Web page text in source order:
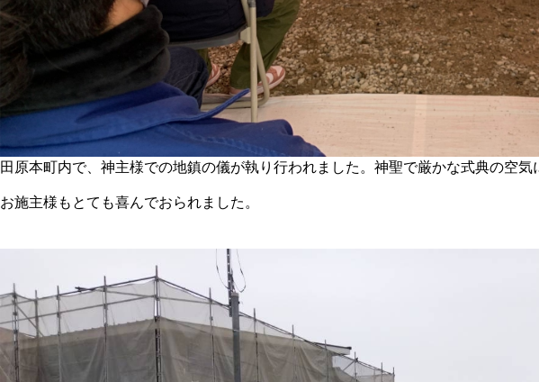
田原本町内で、神主様での地鎮の儀が執り行われました。神聖で厳かな式典の空
お施主様もとても喜んでおられました。